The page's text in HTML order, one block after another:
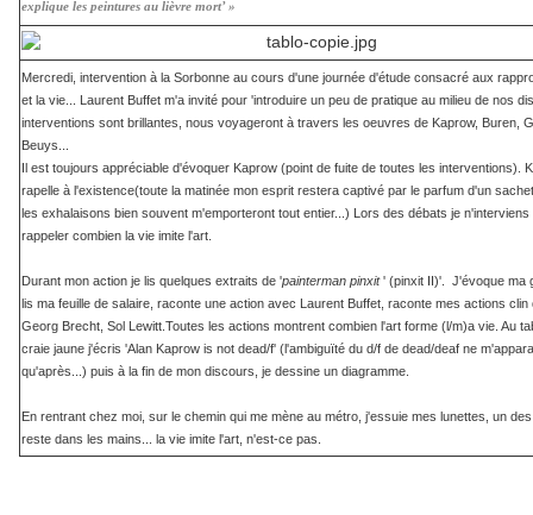
explique les peintures au lièvre mort’ »
Mercredi, intervention à la Sorbonne au cours d'une journée d'étude consacré aux
et la vie... Laurent Buffet m'a invité pour 'introduire un peu de pratique au milieu de nos
interventions sont brillantes, nous voyageront à travers les oeuvres de Kaprow, Buren,
Beuys...
Il est toujours appréciable d'évoquer Kaprow (point de fuite de toutes les interventions).
rapelle à l'existence(toute la matinée mon esprit restera captivé par le parfum d'un
les exhalaisons bien souvent m'emporteront tout entier...) Lors des débats je n'interviens
rappeler combien la vie imite l'art.
Durant mon action je lis quelques extraits de 'painterman pinxit' (pinxit II)'. J'évoque ma
lis ma feuille de salaire, raconte une action avec Laurent Buffet, raconte mes actions clin
Georg Brecht, Sol Lewitt.Toutes les actions montrent combien l'art forme (l/m)a vie. Au
craie jaune j'écris 'Alan Kaprow is not dead/f' (l'ambiguïté du d/f de dead/deaf ne
qu'après...) puis à la fin de mon discours, je dessine un diagramme.
En rentrant chez moi, sur le chemin qui me mène au métro, j'essuie mes lunettes, un
reste dans les mains... la vie imite l'art, n'est-ce pas.